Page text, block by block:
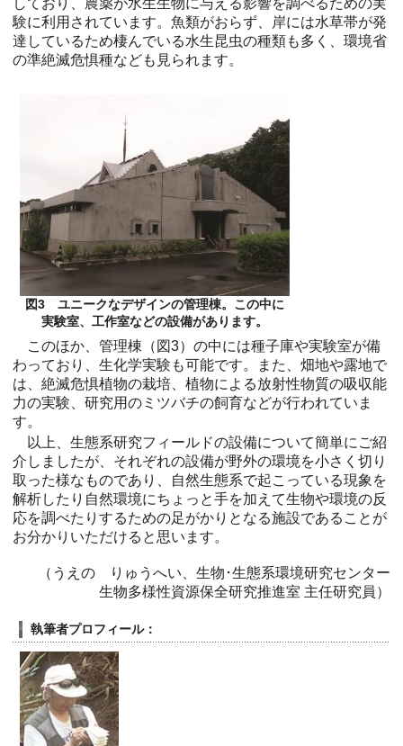
しており、農薬が水生生物に与える影響を調べるための実
験に利用されています。魚類がおらず、岸には水草帯が発
達しているため棲んでいる水生昆虫の種類も多く、環境省
の準絶滅危惧種なども見られます。
図3 ユニークなデザインの管理棟。この中に
実験室、工作室などの設備があります。
このほか、管理棟（図3）の中には種子庫や実験室が備
わっており、生化学実験も可能です。また、畑地や露地で
は、絶滅危惧植物の栽培、植物による放射性物質の吸収能
力の実験、研究用のミツバチの飼育などが行われていま
す。
以上、生態系研究フィールドの設備について簡単にご紹
介しましたが、それぞれの設備が野外の環境を小さく切り
取った様なものであり、自然生態系で起こっている現象を
解析したり自然環境にちょっと手を加えて生物や環境の反
応を調べたりするための足がかりとなる施設であることが
お分かりいただけると思います。
（うえの りゅうへい、生物･生態系環境研究センター
生物多様性資源保全研究推進室 主任研究員）
執筆者プロフィール：